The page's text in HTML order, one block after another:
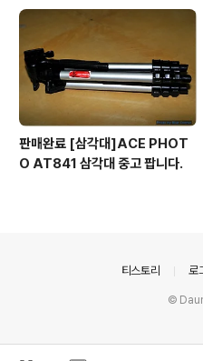
판매완료 [삼각대]ACE PHOT
O AT841 삼각대 중고 팝니다.
티스토리 로
©